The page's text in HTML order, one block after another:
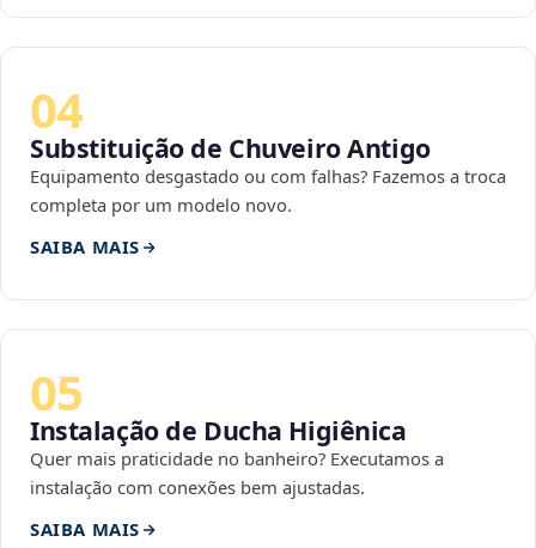
04
Substituição de Chuveiro Antigo
Equipamento desgastado ou com falhas? Fazemos a troca
completa por um modelo novo.
SAIBA MAIS
05
Instalação de Ducha Higiênica
Quer mais praticidade no banheiro? Executamos a
instalação com conexões bem ajustadas.
SAIBA MAIS